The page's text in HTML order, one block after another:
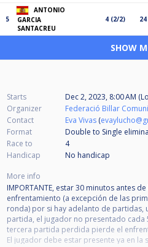
5
ANTONIO
GARCIA
SANTACREU
4 (2/2)
SHOW
Starts
Dec 2, 2023, 8:00 AM
Organizer
Federació Billar
Contact
Eva Vivas (
Format
Double to Single
Race to
4
Handicap
No handicap
More info
IMPORTANTE, estar 30 minutos antes
enfrentamiento (a excepción de las
ronda) por si hay adelanto de partidas,
partida, el jugador no presentado
tercera partida perdida pierde el
El jugador debe estar presente ya en